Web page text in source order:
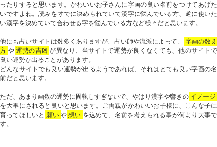
ったりすると思います。かわいいお子さんに字画の良い名前をつけてあげた
いですよね。読みをすでに決められていて漢字に悩んでいる方、逆に使いた
い漢字を決めていて合わせる字を悩んでいる方など様々だと思います。
他にも占いサイトは数多くありますが、占い師や流派によって、
字画の数え
方 や 運勢の吉凶 が異なり、当サイトで運勢が良くなくても、他のサイトで
良い運勢が出ることがあります。
どんなサイトでも良い運勢が出るようであれば、それはとても良い字画の名
前だと思います。
ただ、あまり画数の運勢に固執しすぎないで、やはり漢字や響きの イメージ
を大事にされると良いと思います。ご両親がかわいいお子様に、こんな子に
育ってほしいと 願い や 想い を込めて、名前を考えられる事が何より大事で
す。